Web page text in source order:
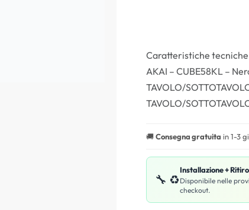
Caratteristiche
AKAI – CUBE58KL –
TAVOLO/
TAVOLO/
🚚Consegna gratuita in 1-3
🔧 ♻️
Installazione +
Disponibile nelle
checkout.